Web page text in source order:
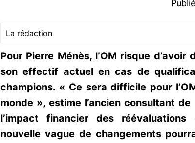
La rédaction
Pour Pierre Ménès, l’OM risque d’avoir
son effectif actuel en cas de
champions. « Ce sera difficile pour
monde », estime l’ancien consultant
l’impact financier des
nouvelle vague de changements